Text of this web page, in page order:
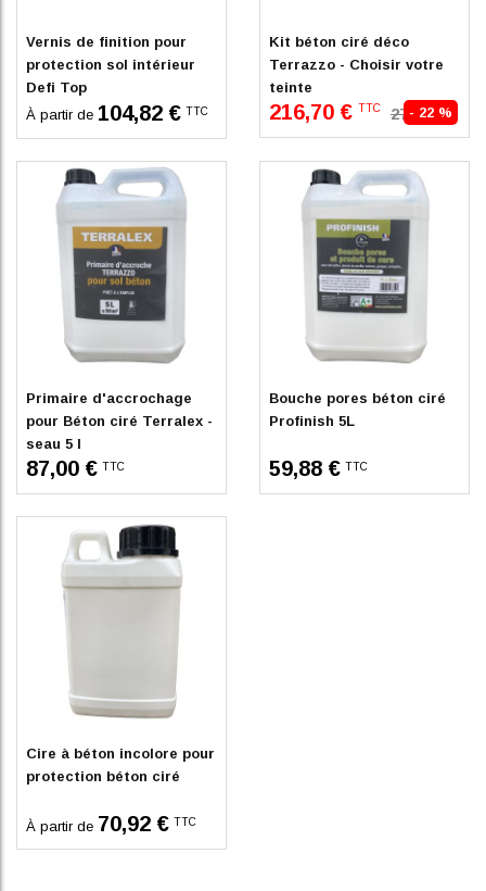
Vernis de finition pour
protection sol intérieur
Defi Top
À partir de 104,82 € TTC
Kit béton ciré déco
Terrazzo - Choisir votre
teinte
216,70 € TTC 277,56 €
- 22 %
Primaire d'accrochage
pour Béton ciré Terralex -
seau 5 l
87,00 € TTC
Bouche pores béton ciré
Profinish 5L
59,88 € TTC
Cire à béton incolore pour
protection béton ciré
À partir de 70,92 € TTC